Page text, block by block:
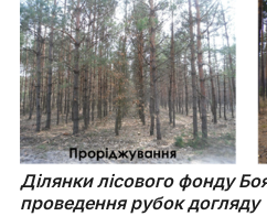
Ділянки лісового фонду
проведення рубок догляду